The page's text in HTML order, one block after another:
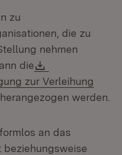
zu
die zu
nehmen
die
zur Verleihung
(Öffnet in neuem Fenster)
herangezogen werden.
an das